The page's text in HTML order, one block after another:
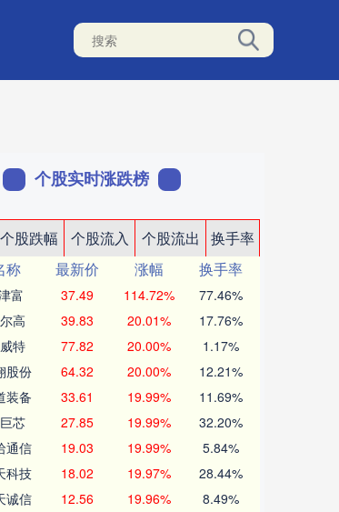
个股实时涨跌榜
个股跌幅 个股流入 个股流出
换手率
称 最新价 涨幅
换手率
富 37.49 114.72% 77.46%
高 39.83 20.01% 17.76%
特 77.82 20.00% 1.17%
股份 64.32 20.00% 12.21%
装备 33.61 19.99% 11.69%
芯 27.85 19.99% 32.20%
通信 19.03 19.99% 5.84%
科技 18.02 19.97% 28.44%
诚信 12.56 19.96% 8.49%